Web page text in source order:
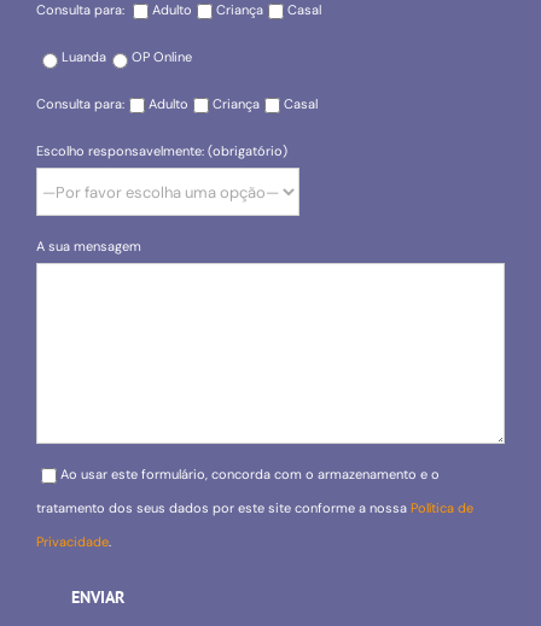
Consulta para: Adulto Criança Casal
Luanda OP Online
Consulta para: Adulto Criança Casal
Escolho responsavelmente: (obrigatório)
A sua mensagem
Please leave this field empty.
Ao usar este formulário, concorda com o armazenamento e o
tratamento dos seus dados por este site conforme a nossa Política de
Privacidade.